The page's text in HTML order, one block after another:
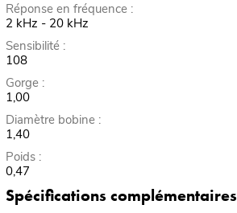
Réponse en fréquence :
2 kHz - 20 kHz
Sensibilité :
108
Gorge :
1,00
Diamètre bobine :
1,40
Poids :
0,47
Spécifications complémentaires